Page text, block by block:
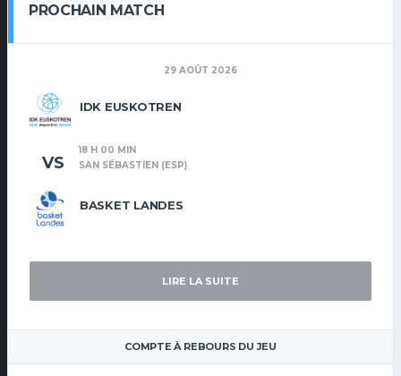
PROCHAIN MATCH
29 AOÛT 2026
IDK EUSKOTREN
BASKET LANDES
VS
18 H 00 MIN
SAN SÉBASTIEN (ESP)
LIRE LA SUITE
COMPTE À REBOURS DU JEU